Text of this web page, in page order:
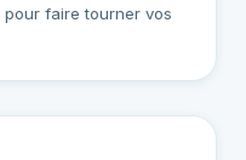
faire tourner vos